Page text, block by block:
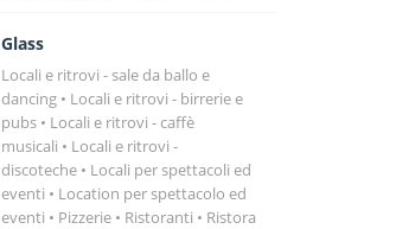
Glass
Locali e ritrovi - sale da ballo e
dancing
Locali e ritrovi - birrerie e
pubs
Locali e ritrovi - caffè
musicali
Locali e ritrovi -
discoteche
Locali per spettacoli ed
eventi
Location per spettacolo ed
eventi
Pizzerie Ristoranti
Ristora